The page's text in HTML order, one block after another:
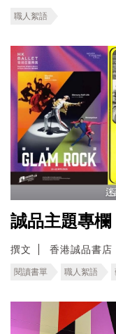
職人絮語
誠品主題專
撰文 香港誠品書店
閱讀書單 職人絮語